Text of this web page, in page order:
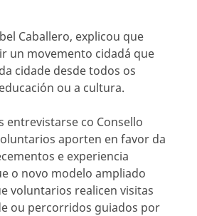
Caballero, explicou que
un movemento cidadá que
cidade desde todos os
ou a cultura.
entrevistarse co Consello
aporten en favor da
e experiencia
o novo modelo ampliado
voluntarios realicen visitas
ou percorridos guiados por